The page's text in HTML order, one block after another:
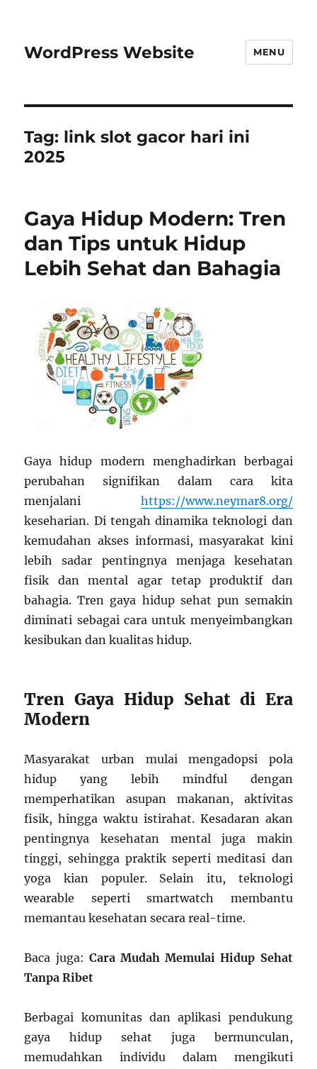
WordPress Website MENU
Tag: link slot gacor hari ini
2025
Gaya Hidup Modern: Tren
dan Tips untuk Hidup
Lebih Sehat dan Bahagia
Gaya hidup modern menghadirkan berbagai
perubahan signifikan dalam cara kita
menjalani https://www.neymar8.org/
keseharian. Di tengah dinamika teknologi dan
kemudahan akses informasi, masyarakat kini
lebih sadar pentingnya menjaga kesehatan
fisik dan mental agar tetap produktif dan
bahagia. Tren gaya hidup sehat pun semakin
diminati sebagai cara untuk menyeimbangkan
kesibukan dan kualitas hidup.
Tren Gaya Hidup Sehat di Era
Modern
Masyarakat urban mulai mengadopsi pola
hidup yang lebih mindful dengan
memperhatikan asupan makanan, aktivitas
fisik, hingga waktu istirahat. Kesadaran akan
pentingnya kesehatan mental juga makin
tinggi, sehingga praktik seperti meditasi dan
yoga kian populer. Selain itu, teknologi
wearable seperti smartwatch membantu
memantau kesehatan secara real-time.
Baca juga: Cara Mudah Memulai Hidup Sehat
Tanpa Ribet
Berbagai komunitas dan aplikasi pendukung
gaya hidup sehat juga bermunculan,
memudahkan individu dalam mengikuti